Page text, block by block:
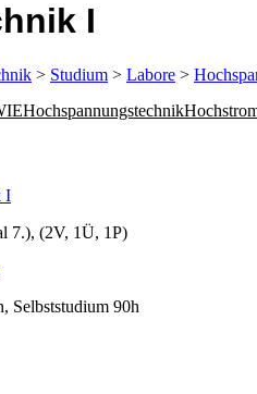
I
> Studium > Labore >
Hochspannungstechnik
I​
7.), (2V, 1Ü, 1P)
Selbststudium 90h